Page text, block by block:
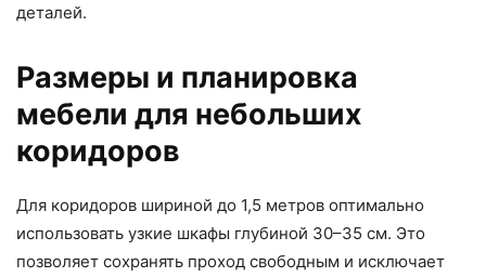
деталей.
Размеры и планировка
мебели для небольших
коридоров
Для коридоров шириной до 1,5 метров оптимально
использовать узкие шкафы глубиной 30–35 см. Это
позволяет сохранять проход свободным и исключает